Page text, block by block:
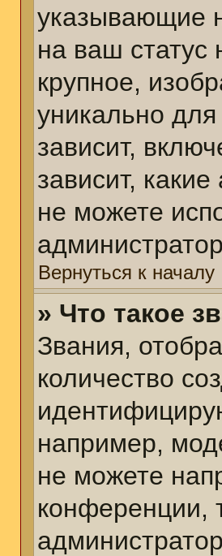
указывающие
на ваш
крупное,
уникально
зависит,
зависит,
не можете
Вернуться к началу
» Что такое
Звания,
количество
например,
не можете
конференции,